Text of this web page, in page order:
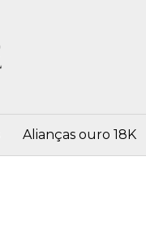
Alianças ouro 18K